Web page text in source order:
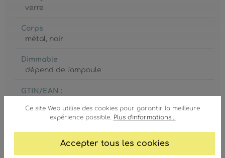
Ce site Web utilise des cookies pour garantir la meilleure
expérience possible. Plus d'informations...
Accepter tous les cookies
verre
Corps
métal, noir
Dimmable
dépend de l'ampoule
GTIN/EAN :